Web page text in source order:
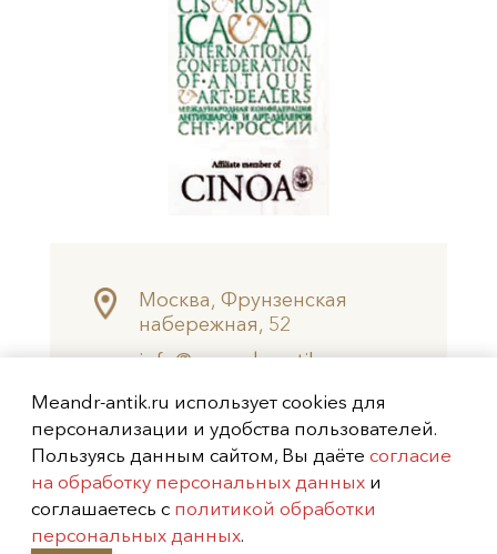
Москва, Фрунзенская
набережная, 52
info@meandr-antik.ru
+7 (499) 242-8474
+7 (925) 506-6926
Не является публичной офертой
Меандр-Антик
Meandr-antik.ru использует cookies для
персонализации и удобства пользователей.
Пользуясь данным сайтом, Вы даёте согласие
на обработку персональных данных и
соглашаетесь с политикой обработки
персональных данных.